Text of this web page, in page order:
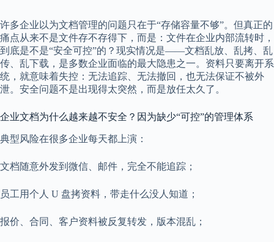
许多企业以为文档管理的问题只在于“存储容量不够”。但真正的
痛点从来不是文件存不存得下，而是：文件在企业内部流转时，
到底是不是“安全可控”的？现实情况是——文档乱放、乱拷、乱
传、乱下载，是多数企业面临的最大隐患之一。资料只要离开系
统，就意味着失控：无法追踪、无法撤回，也无法保证不被外
泄。安全问题不是出现得太突然，而是放任太久了。
企业文档为什么越来越不安全？因为缺少“可控”的管理体系
典型风险在很多企业每天都上演：
文档随意外发到微信、邮件，完全不能追踪；
员工用个人 U 盘拷资料，带走什么没人知道；
报价、合同、客户资料被反复转发，版本混乱；